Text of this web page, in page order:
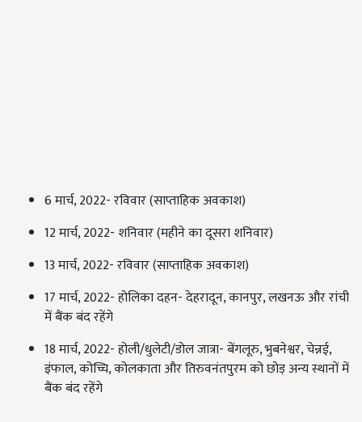
6 मार्च, 2022- रविवार (साप्ताहिक अवकाश)
12 मार्च, 2022- शनिवार (महीने का दूसरा शनिवार)
13 मार्च, 2022- रविवार (साप्ताहिक अवकाश)
17 मार्च, 2022- होलिका दहन- देहरादून, कानपुर, लखनऊ और रांची
में बैंक बंद रहेंगे
18 मार्च, 2022- होली/धुलेटी/डोल जात्रा- बेंगलूरु, भुबनेश्वर, चेन्नई,
इंफाल, कोच्चि, कोलकाता और तिरुवनंतपुरम को छोड़ अन्य स्थानों में
बैंक बंद रहेंगे